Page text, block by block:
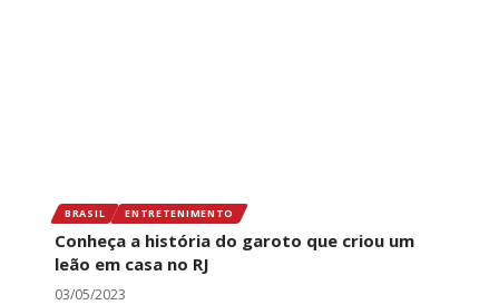
BRASIL ENTRETENIMENTO
Conheça a história do garoto que criou um
leão em casa no RJ
03/05/2023